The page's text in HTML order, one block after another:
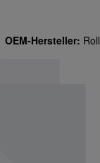
OEM-Hersteller: